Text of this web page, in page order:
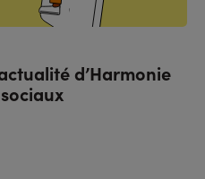
d’Harmonie